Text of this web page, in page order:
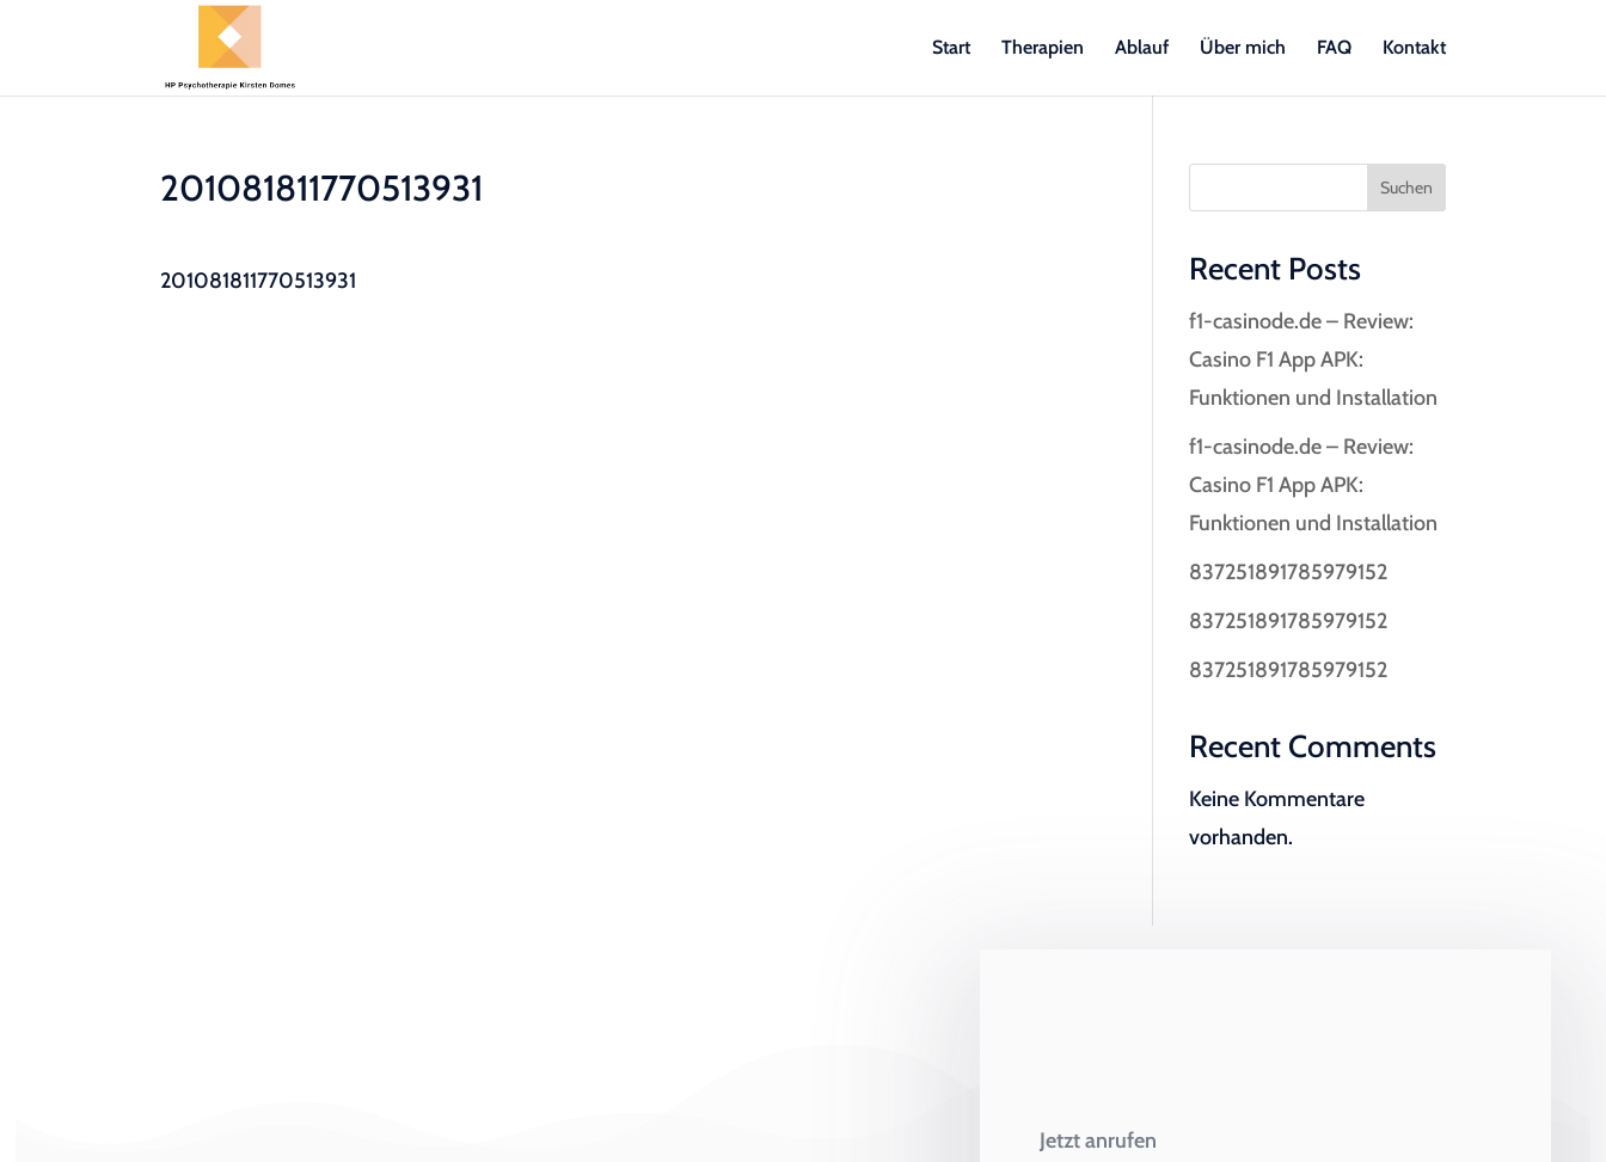
Start Therapien Ablauf Über mich FAQ Kontakt
201081811770513931
201081811770513931
Suchen
Recent Posts
f1-casinode.de – Review:
Casino F1 App APK:
Funktionen und Installation
f1-casinode.de – Review:
Casino F1 App APK:
Funktionen und Installation
837251891785979152
837251891785979152
837251891785979152
Recent Comments
Keine Kommentare
vorhanden.
Jetzt anrufen